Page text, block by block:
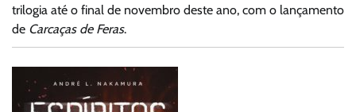
trilogia até o final de novembro deste ano, com o lançamento
de Carcaças de Feras.